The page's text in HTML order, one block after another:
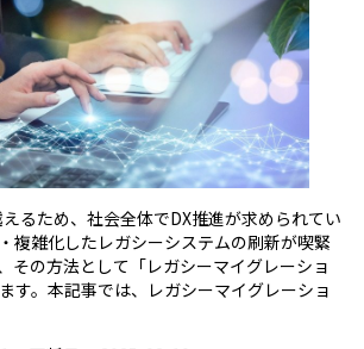
るため、社会全体でDX推進が求められてい
複雑化したレガシーシステムの刷新が喫緊
その方法として「レガシーマイグレーショ
す。本記事では、レガシーマイグレーショ